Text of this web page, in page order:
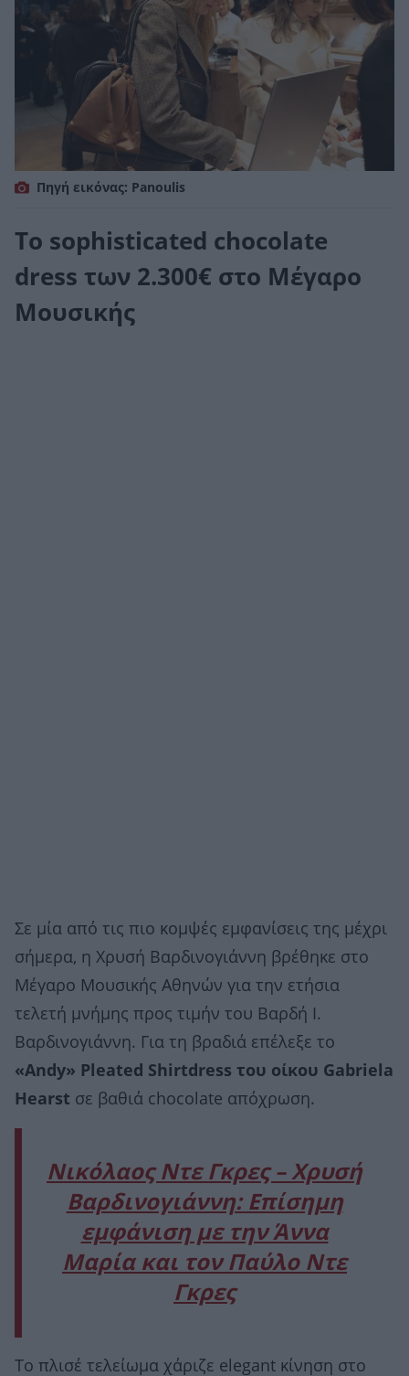
Πηγή εικόνας: Panoulis
Το sophisticated chocolate
dress των 2.300€ στο Μέγαρο
Μουσικής
Σε μία από τις πιο κομψές εμφανίσεις της μέχρι
σήμερα, η Χρυσή Βαρδινογιάννη βρέθηκε στο
Μέγαρο Μουσικής Αθηνών για την ετήσια
τελετή μνήμης προς τιμήν του Βαρδή Ι.
Βαρδινογιάννη. Για τη βραδιά επέλεξε το
«Andy» Pleated Shirtdress του οίκου Gabriela
Hearst σε βαθιά chocolate απόχρωση.
Νικόλαος Ντε Γκρες – Χρυσή
Βαρδινογιάννη: Επίσημη
εμφάνιση με την Άννα
Μαρία και τον Παύλο Ντε
Γκρες
Το πλισέ τελείωμα χάριζε elegant κίνηση στο